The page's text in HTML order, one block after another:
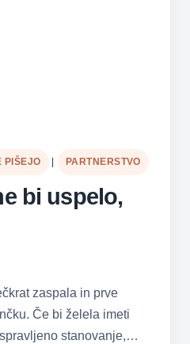
PIŠEJO PARTNERSTVO
bi uspelo,
zaspala in prve
Če bi želela imeti
stanovanje,…